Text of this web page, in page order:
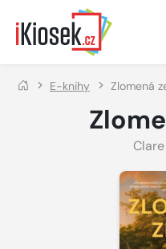
Přejít na hlavní obsah
E-knihy Zlomená